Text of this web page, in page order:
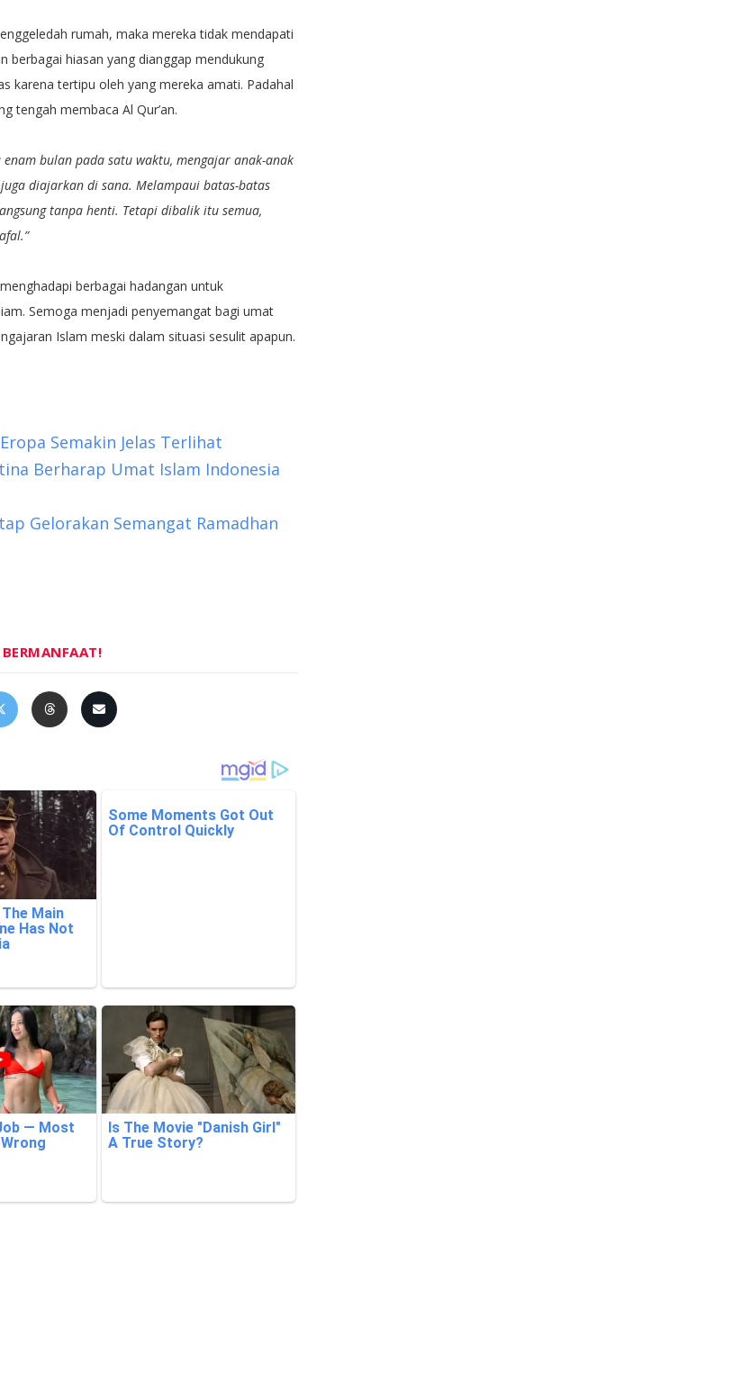
rumah, maka mereka tidak mendapati
berbagai hiasan yang dianggap mendukung
karena tertipu oleh yang mereka amati. Padahal
tengah membaca Al Qur’an.
bulan pada satu waktu, mengajar anak-anak
diajarkan di sana. Melampaui batas-batas
tanpa henti. Tetapi dibalik itu semua,
berbagai hadangan untuk
Semoga menjadi penyemangat bagi umat
Islam meski dalam situasi sesulit apapun.
Semakin Jelas Terlihat
Berharap Umat Islam Indonesia
Gelorakan Semangat Ramadhan
BERMANFAAT!